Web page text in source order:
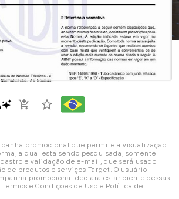
add_shopping_cart star_border
promocional que permite a visualização
a qual está sendo pesquisada, somente
e validação de e-mail, que será usado
de produtos e serviços Target. O usuário
promocional declara estar ciente dessas
e Condições de Uso e Política de